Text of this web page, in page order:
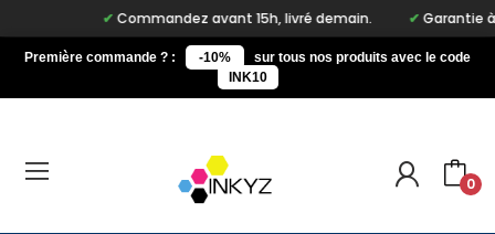
Commandez avant 15h, livré demain. Garantie à
Première commande ? : -10%
sur tous nos produits avec le code
INK10
0